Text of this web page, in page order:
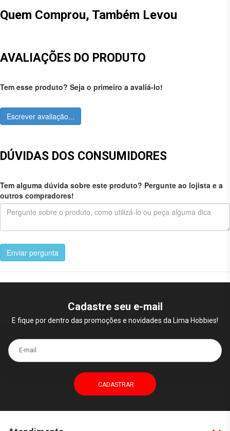
Quem Comprou, Também Levou
AVALIAÇÕES DO PRODUTO
Tem esse produto? Seja o primeiro a avaliá-lo!
Escrever avaliação...
DÚVIDAS DOS CONSUMIDORES
Tem alguma dúvida sobre este produto? Pergunte ao lojista e a
outros compradores!
Enviar pergunta
Cadastre seu e-mail
E fique por dentro das promoções e novidades da Lima Hobbies!
E-mail